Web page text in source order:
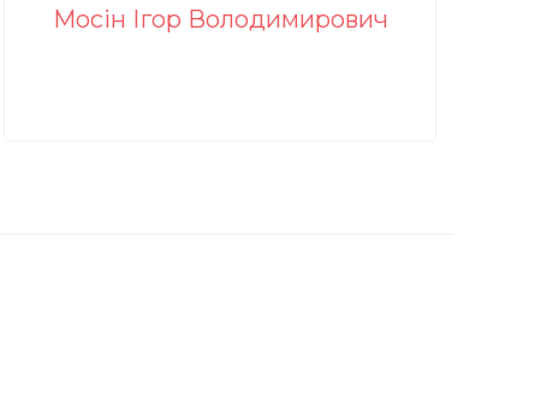
Мосін Ігор Володимирович